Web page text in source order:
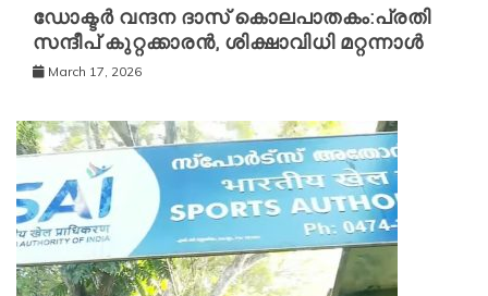
ഡോക്ടര്‍ വന്ദന ദാസ് കൊലപാതകം:പ്രതി
സന്ദീപ് കുറ്റക്കാരന്‍, ശിക്ഷാവിധി മറ്റന്നാള്‍
March 17, 2026